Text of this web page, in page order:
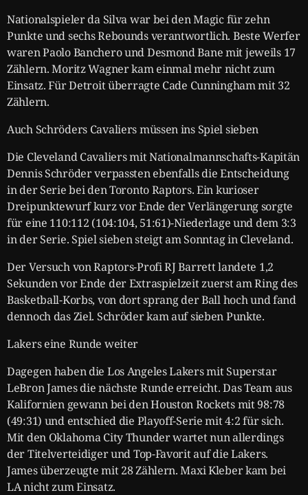
Nationalspieler da Silva war bei den Magic für zehn
Punkte und sechs Rebounds verantwortlich. Beste Werfer
waren Paolo Banchero und Desmond Bane mit jeweils 17
Zählern. Moritz Wagner kam einmal mehr nicht zum
Einsatz. Für Detroit überragte Cade Cunningham mit 32
Zählern.
Auch Schröders Cavaliers müssen ins Spiel sieben
Die Cleveland Cavaliers mit Nationalmannschafts-Kapitän
Dennis Schröder verpassten ebenfalls die Entscheidung
in der Serie bei den Toronto Raptors. Ein kurioser
Dreipunktewurf kurz vor Ende der Verlängerung sorgte
für eine 110:112 (104:104, 51:61)-Niederlage und dem 3:3
in der Serie. Spiel sieben steigt am Sonntag in Cleveland.
Der Versuch von Raptors-Profi RJ Barrett landete 1,2
Sekunden vor Ende der Extraspielzeit zuerst am Ring des
Basketball-Korbs, von dort sprang der Ball hoch und fand
dennoch das Ziel. Schröder kam auf sieben Punkte.
Lakers eine Runde weiter
Dagegen haben die Los Angeles Lakers mit Superstar
LeBron James die nächste Runde erreicht. Das Team aus
Kalifornien gewann bei den Houston Rockets mit 98:78
(49:31) und entschied die Playoff-Serie mit 4:2 für sich.
Mit den Oklahoma City Thunder wartet nun allerdings
der Titelverteidiger und Top-Favorit auf die Lakers.
James überzeugte mit 28 Zählern. Maxi Kleber kam bei
LA nicht zum Einsatz.